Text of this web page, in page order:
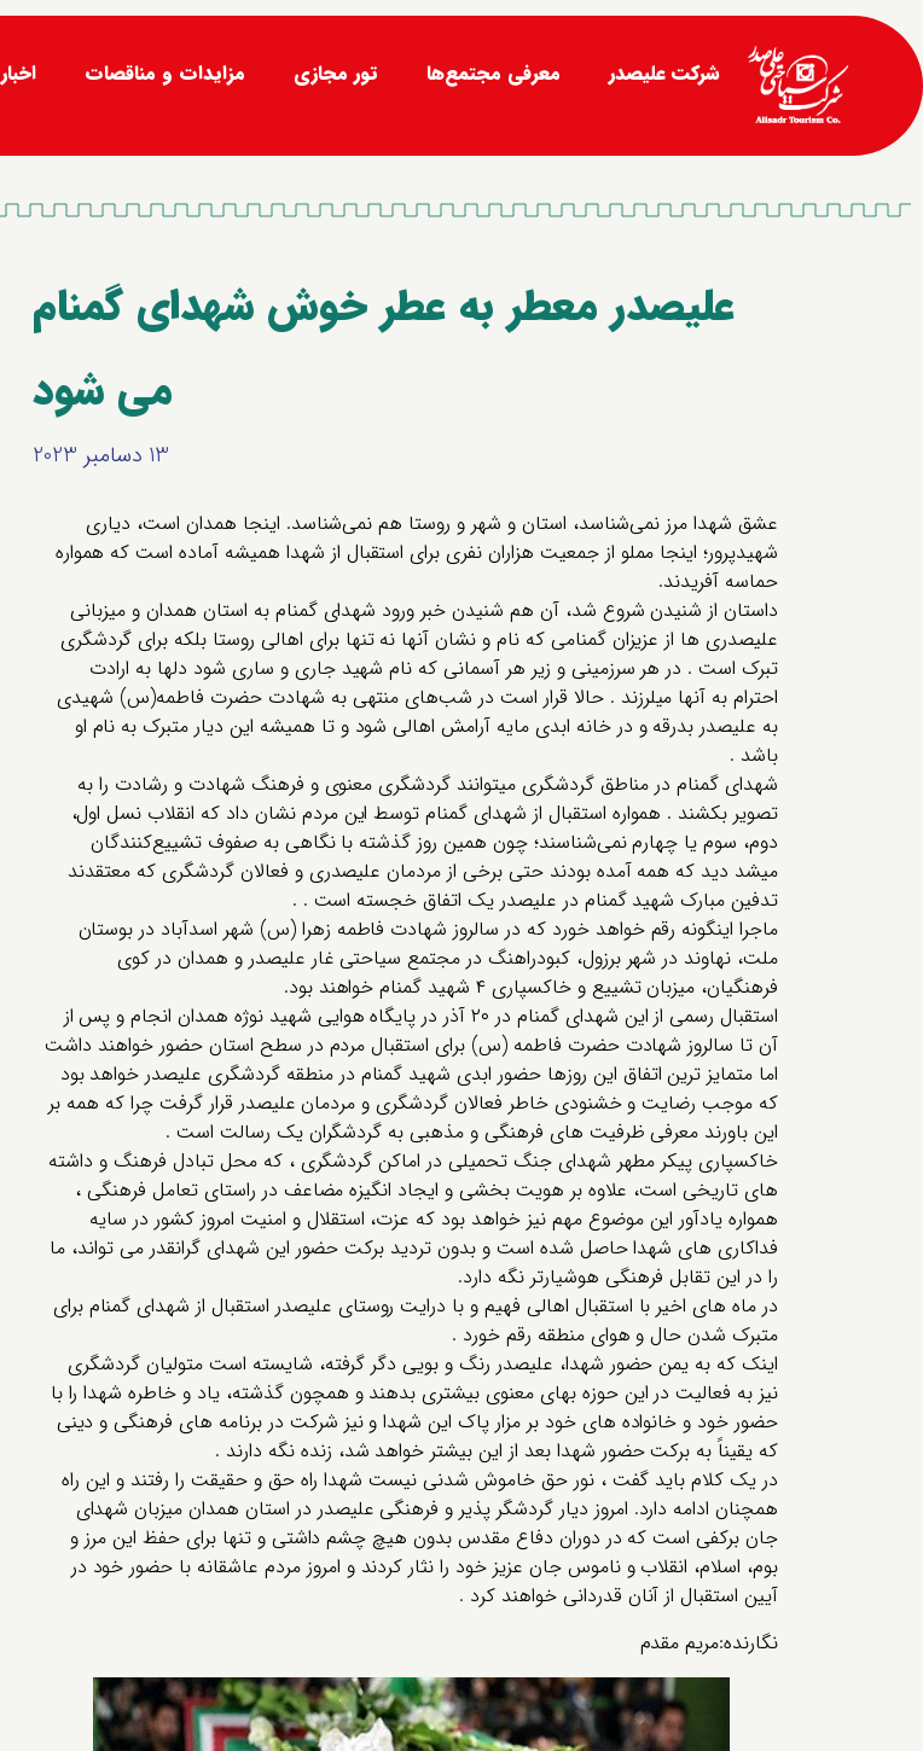
شرکت علیصدر معرفی مجتمع‌ها تور مجازی مزایدات و مناقصات اخبار
علیصدر معطر به عطر خوش شهدای گمنام
می شود
13 دسامبر 2023
عشق شهدا مرز نمی‌شناسد، استان و شهر و روستا هم نمی‌شناسد. اینجا همدان است، دیاری
شهیدپرور؛ اینجا مملو از جمعیت هزاران نفری برای استقبال از شهدا همیشه آماده است که همواره
حماسه آفریدند.
داستان از شنیدن شروع شد، آن هم شنیدن خبر ورود شهدای گمنام به استان همدان و میزبانی
علیصدری ها از عزیزان گمنامی که نام و نشان آنها نه تنها برای اهالی روستا بلکه برای گردشگری
تبرک است . در هر سرزمینی و زیر هر آسمانی که نام شهید جاری و ساری شود دلها به ارادت
احترام به آنها میلرزند . حالا قرار است در شب‌های منتهی به شهادت حضرت فاطمه(س) شهیدی
به علیصدر بدرقه و در خانه ابدی مایه آرامش اهالی شود و تا همیشه این دیار متبرک به نام او
باشد .
شهدای گمنام در مناطق گردشگری میتوانند گردشگری معنوی و فرهنگ شهادت و رشادت را به
تصویر بکشند . همواره استقبال از شهدای گمنام توسط این مردم نشان داد که انقلاب نسل اول،
دوم، سوم یا چهارم نمی‌شناسند؛ چون همین روز گذشته با نگاهی به صفوف تشییع‌کنندگان
میشد دید که همه آمده بودند حتی برخی از مردمان علیصدری و فعالان گردشگری که معتقدند
تدفین مبارک شهید گمنام در علیصدر یک اتفاق خجسته است . .
ماجرا اینگونه رقم خواهد خورد که در سالروز شهادت فاطمه زهرا (س) شهر اسدآباد در بوستان
ملت، نهاوند در شهر برزول، کبودراهنگ در مجتمع سیاحتی غار علیصدر و همدان در کوی
فرهنگیان، میزبان تشییع و خاکسپاری ۴ شهید گمنام خواهند بود.
استقبال رسمی از این شهدای گمنام در ۲۰ آذر در پایگاه هوایی شهید نوژه همدان انجام و پس از
آن تا سالروز شهادت حضرت فاطمه (س) برای استقبال مردم در سطح استان حضور خواهند داشت
اما متمایز ترین اتفاق این روزها حضور ابدی شهید گمنام در منطقه گردشگری علیصدر خواهد بود
که موجب رضایت و خشنودی خاطر فعالان گردشگری و مردمان علیصدر قرار گرفت چرا که همه بر
این باورند معرفی ظرفیت های فرهنگی و مذهبی به گردشگران یک رسالت است .
خاکسپاری پیکر مطهر شهدای جنگ تحمیلی در اماکن گردشگری ، که محل تبادل فرهنگ و داشته
های تاریخی است، علاوه بر هویت بخشی و ایجاد انگیزه مضاعف در راستای تعامل فرهنگی ،
همواره یادآور این موضوع مهم نیز خواهد بود که عزت، استقلال و امنیت امروز کشور در سایه
فداکاری های شهدا حاصل شده است و بدون تردید برکت حضور این شهدای گرانقدر می تواند، ما
را در این تقابل فرهنگی هوشیارتر نگه دارد.
در ماه های اخیر با استقبال اهالی فهیم و با درایت روستای علیصدر استقبال از شهدای گمنام برای
متبرک شدن حال و هوای منطقه رقم خورد .
اینک که به یمن حضور شهدا، علیصدر رنگ و بویی دگر گرفته، شایسته است متولیان گردشگری
نیز به فعالیت در این حوزه بهای معنوی بیشتری بدهند و همچون گذشته، یاد و خاطره شهدا را با
حضور خود و خانواده های خود بر مزار پاک این شهدا و نیز شرکت در برنامه های فرهنگی و دینی
که یقیناً به برکت حضور شهدا بعد از این بیشتر خواهد شد، زنده نگه دارند .
در یک کلام باید گفت ، نور حق خاموش شدنی نیست شهدا راه حق و حقیقت را رفتند و این راه
همچنان ادامه دارد. امروز دیار گردشگر پذیر و فرهنگی علیصدر در استان همدان میزبان شهدای
جان برکفی است که در دوران دفاع مقدس بدون هیچ چشم داشتی و تنها برای حفظ این مرز و
بوم، اسلام، انقلاب و ناموس جان عزیز خود را نثار کردند و امروز مردم عاشقانه با حضور خود در
آیین استقبال از آنان قدردانی خواهند کرد .
نگارنده:مریم مقدم